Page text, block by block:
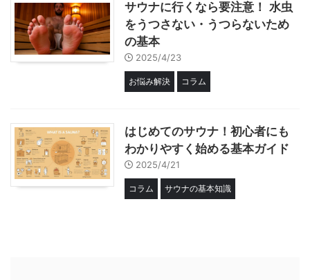
サウナに行くなら要注意！ 水虫
をうつさない・うつらないため
の基本
2025/4/23
お悩み解決 コラム
はじめてのサウナ！初心者にも
わかりやすく始める基本ガイド
2025/4/21
コラム サウナの基本知識